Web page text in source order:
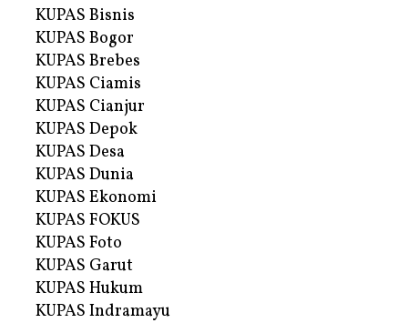
KUPAS Bisnis
KUPAS Bogor
KUPAS Brebes
KUPAS Ciamis
KUPAS Cianjur
KUPAS Depok
KUPAS Desa
KUPAS Dunia
KUPAS Ekonomi
KUPAS FOKUS
KUPAS Foto
KUPAS Garut
KUPAS Hukum
KUPAS Indramayu